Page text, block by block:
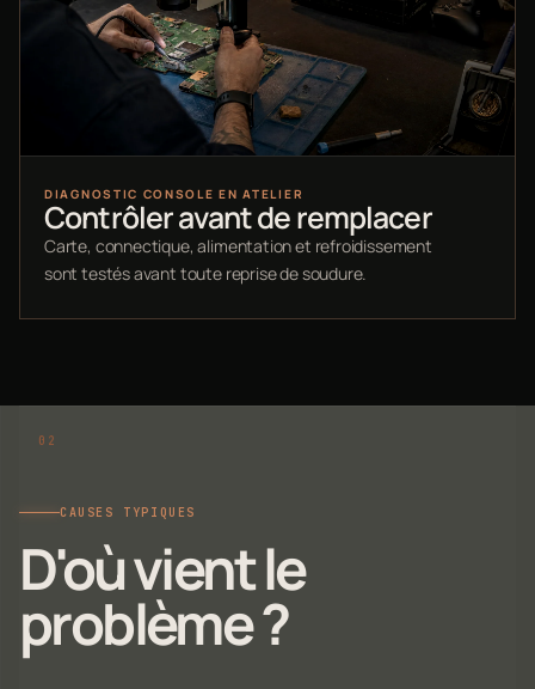
DIAGNOSTIC CONSOLE EN ATELIER
Contrôler avant de remplacer
Carte, connectique, alimentation et refroidissement
sont testés avant toute reprise de soudure.
CAUSES TYPIQUES
D'où vient le
problème ?